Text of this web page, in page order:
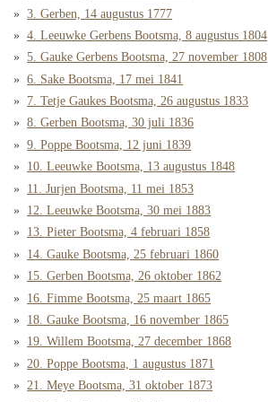
3. Gerben, 14 augustus 1777
4. Leeuwke Gerbens Bootsma, 8 augustus 1804
5. Gauke Gerbens Bootsma, 27 november 1808
6. Sake Bootsma, 17 mei 1841
7. Tetje Gaukes Bootsma, 26 augustus 1833
8. Gerben Bootsma, 30 juli 1836
9. Poppe Bootsma, 12 juni 1839
10. Leeuwke Bootsma, 13 augustus 1848
11. Jurjen Bootsma, 11 mei 1853
12. Leeuwke Bootsma, 30 mei 1883
13. Pieter Bootsma, 4 februari 1858
14. Gauke Bootsma, 25 februari 1860
15. Gerben Bootsma, 26 oktober 1862
16. Fimme Bootsma, 25 maart 1865
18. Gauke Bootsma, 16 november 1865
19. Willem Bootsma, 27 december 1868
20. Poppe Bootsma, 1 augustus 1871
21. Meye Bootsma, 31 oktober 1873